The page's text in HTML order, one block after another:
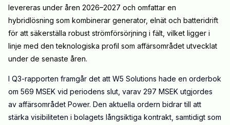
levereras under åren 2026–2027 och omfattar en
hybridlösning som kombinerar generator, elnät och batteridrift
för att säkerställa robust strömförsörjning i fält, vilket ligger i
linje med den teknologiska profil som affärsområdet utvecklat
under de senaste åren.
I Q3-rapporten framgår det att W5 Solutions hade en orderbok
om 569 MSEK vid periodens slut, varav 297 MSEK utgjordes
av affärsområdet Power. Den aktuella ordern bidrar till att
stärka visibiliteten i bolagets långsiktiga kontrakt, samtidigt som